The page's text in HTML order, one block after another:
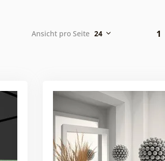
Ansicht pro Seite 24 1